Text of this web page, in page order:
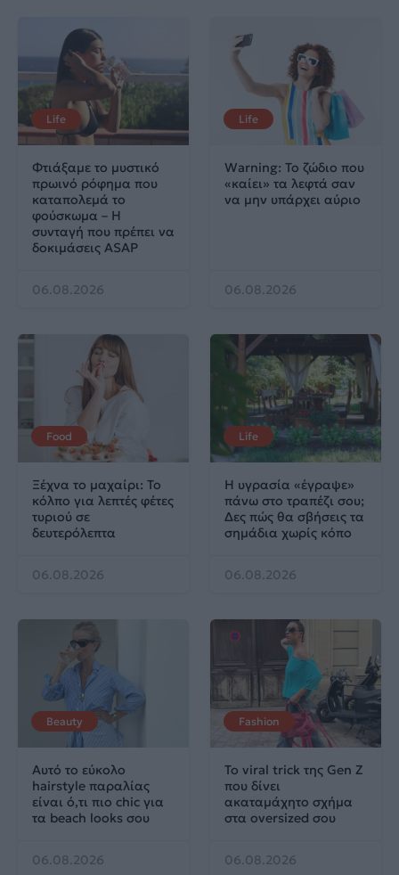
Life
Φτιάξαμε το μυστικό
πρωινό ρόφημα που
καταπολεμά το
φούσκωμα – Η
συνταγή που πρέπει να
δοκιμάσεις ASAP
06.08.2026
Life
Warning: Το ζώδιο που
«καίει» τα λεφτά σαν
να μην υπάρχει αύριο
06.08.2026
Food
Ξέχνα το μαχαίρι: Το
κόλπο για λεπτές φέτες
τυριού σε
δευτερόλεπτα
06.08.2026
Life
Η υγρασία «έγραψε»
πάνω στο τραπέζι σου;
Δες πώς θα σβήσεις τα
σημάδια χωρίς κόπο
06.08.2026
Beauty
Αυτό το εύκολο
hairstyle παραλίας
είναι ό,τι πιο chic για
τα beach looks σου
06.08.2026
Fashion
Το viral trick της Gen Z
που δίνει
ακαταμάχητο σχήμα
στα oversized σου
06.08.2026